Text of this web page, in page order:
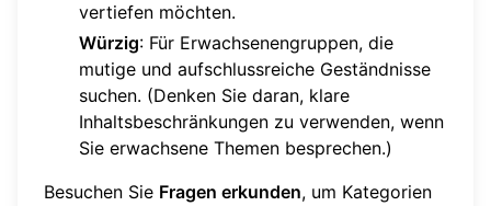
vertiefen möchten.
Würzig: Für Erwachsenengruppen, die
mutige und aufschlussreiche Geständnisse
suchen. (Denken Sie daran, klare
Inhaltsbeschränkungen zu verwenden, wenn
Sie erwachsene Themen besprechen.)
Besuchen Sie Fragen erkunden, um Kategorien